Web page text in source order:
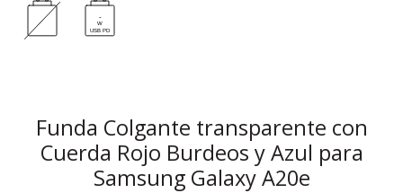
Funda Colgante transparente con
Cuerda Rojo Burdeos y Azul para
Samsung Galaxy A20e